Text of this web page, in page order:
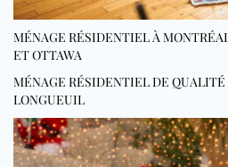
MÉNAGE RÉSIDENTIEL À
ET OTTAWA
MÉNAGE RÉSIDENTIEL DE
LONGUEUIL